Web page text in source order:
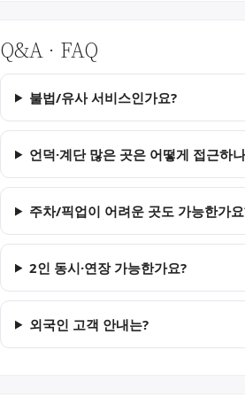
Q&A · FAQ
불법/유사 서비스인가요?
언덕·계단 많은 곳은 어떻게 접근하
주차/픽업이 어려운 곳도 가능한가
2인 동시·연장 가능한가요?
외국인 고객 안내는?